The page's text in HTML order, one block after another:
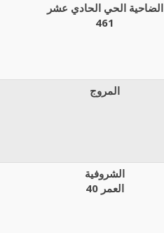
الضاحية الحي الحادي عشر
461
المروج
الشروفية
العمر 40